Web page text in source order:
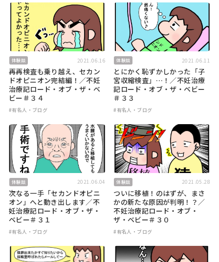
体験談 2021.06.16
再再検査も乗り越え、セカン
ドオピニオン完結編！／不妊
治療記ロード・オブ・ザ・ベ
ビー＃３４
#有名人・ブログ
体験談 2021.06.11
とにかく恥ずかしかった「子
宮収縮検査」…！／不妊治療
記ロード・オブ・ザ・ベビー
＃３３
#有名人・ブログ
体験談 2021.06.04
次なる一手「セカンドオピニ
オン」へと動き出します／不
妊治療記ロード・オブ・ザ・
ベビー＃３１
#有名人・ブログ
体験談 2021.05.28
ついに移植！のはずが、まさ
かの新たな原因が判明！？／
不妊治療記ロード・オブ・
ザ・ベビー＃３０
#有名人・ブログ